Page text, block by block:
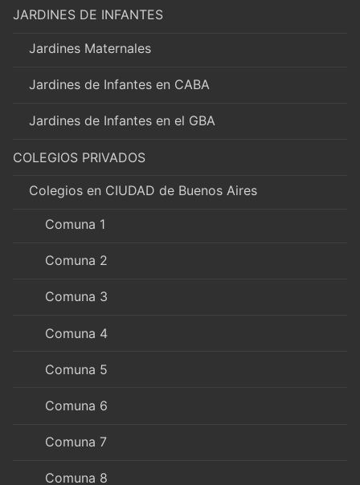
JARDINES DE INFANTES
Jardines Maternales
Jardines de Infantes en CABA
Jardines de Infantes en el GBA
COLEGIOS PRIVADOS
Colegios en CIUDAD de Buenos Aires
Comuna 1
Comuna 2
Comuna 3
Comuna 4
Comuna 5
Comuna 6
Comuna 7
Comuna 8